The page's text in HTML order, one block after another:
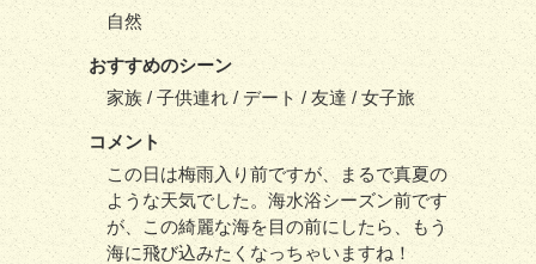
自然
おすすめのシーン
家族 / 子供連れ / デート / 友達 / 女子旅
コメント
この日は梅雨入り前ですが、まるで真夏の
ような天気でした。海水浴シーズン前です
が、この綺麗な海を目の前にしたら、もう
海に飛び込みたくなっちゃいますね！